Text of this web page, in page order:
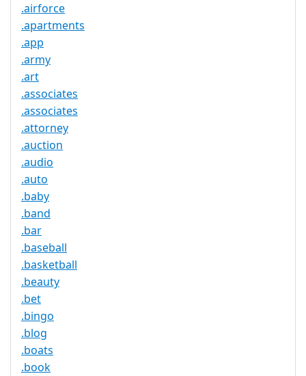
.airforce
.apartments
.app
.army
.art
.associates
.associates
.attorney
.auction
.audio
.auto
.baby
.band
.bar
.baseball
.basketball
.beauty
.bet
.bingo
.blog
.boats
.book